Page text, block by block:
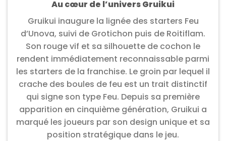
Au cœur de l’univers Gruikui
Gruikui inaugure la lignée des starters Feu
d’Unova, suivi de Grotichon puis de Roitiflam.
Son rouge vif et sa silhouette de cochon le
rendent immédiatement reconnaissable parmi
les starters de la franchise. Le groin par lequel il
crache des boules de feu est un trait distinctif
qui signe son type Feu. Depuis sa première
apparition en cinquième génération, Gruikui a
marqué les joueurs par son design unique et sa
position stratégique dans le jeu.